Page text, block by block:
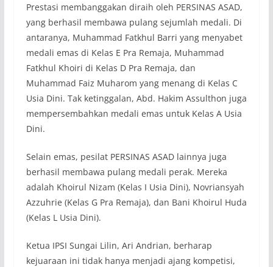
Prestasi membanggakan diraih oleh PERSINAS ASAD,
yang berhasil membawa pulang sejumlah medali. Di
antaranya, Muhammad Fatkhul Barri yang menyabet
medali emas di Kelas E Pra Remaja, Muhammad
Fatkhul Khoiri di Kelas D Pra Remaja, dan
Muhammad Faiz Muharom yang menang di Kelas C
Usia Dini. Tak ketinggalan, Abd. Hakim Assulthon juga
mempersembahkan medali emas untuk Kelas A Usia
Dini.
Selain emas, pesilat PERSINAS ASAD lainnya juga
berhasil membawa pulang medali perak. Mereka
adalah Khoirul Nizam (Kelas I Usia Dini), Novriansyah
Azzuhrie (Kelas G Pra Remaja), dan Bani Khoirul Huda
(Kelas L Usia Dini).
Ketua IPSI Sungai Lilin, Ari Andrian, berharap
kejuaraan ini tidak hanya menjadi ajang kompetisi,